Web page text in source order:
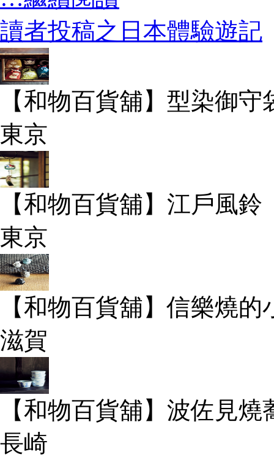
讀者投稿之日本體驗遊記
【和物百貨舖】型染御守
東京
【和物百貨舖】江戶風鈴
東京
【和物百貨舖】信樂燒的
滋賀
【和物百貨舖】波佐見燒
長崎